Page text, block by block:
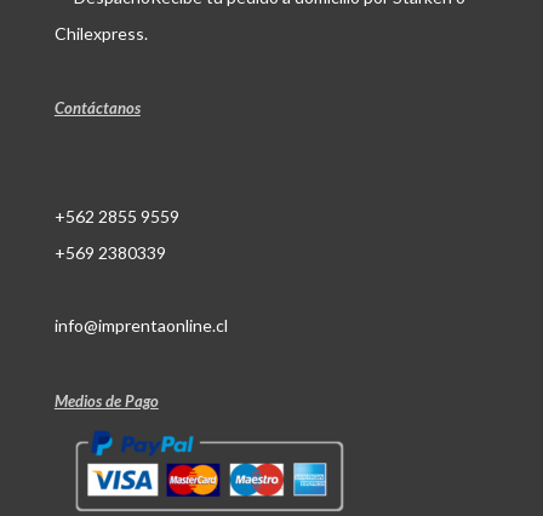
Chilexpress.
Contáctanos
+562 2855 9559
+569 2380339
info@imprentaonline.cl
Medios de Pago